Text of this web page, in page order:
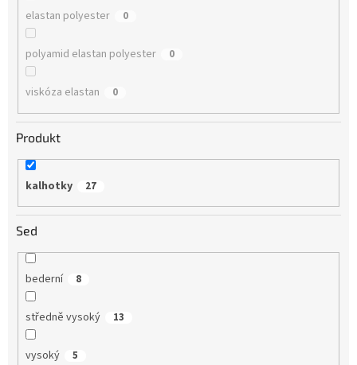
elastan polyester 0
polyamid elastan polyester 0
viskóza elastan 0
Produkt
kalhotky 27
Sed
bederní 8
středně vysoký 13
vysoký 5